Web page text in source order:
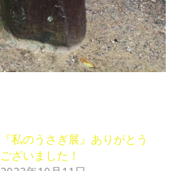
『私のうさぎ展』ありがとう
ございました！